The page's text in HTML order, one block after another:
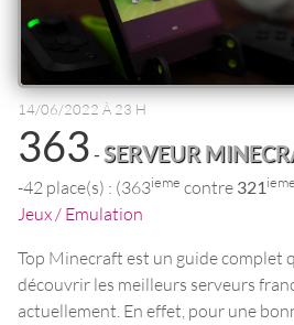
14/06/2022 À 23 H
363-SERVEUR
-42 place(s) : (363ieme contre 321ieme
Jeux / Emulation
Top Minecraft est un guide complet
découvrir les meilleurs serveurs
actuellement. En effet, pour une